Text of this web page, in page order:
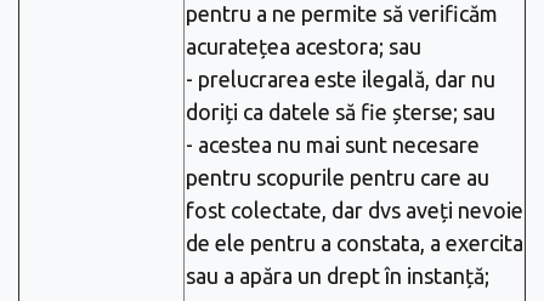
pentru a ne permite să verificăm
acuratețea acestora; sau
- prelucrarea este ilegală, dar nu
doriți ca datele să fie șterse; sau
- acestea nu mai sunt necesare
pentru scopurile pentru care au
fost colectate, dar dvs aveți nevoie
de ele pentru a constata, a exercita
sau a apăra un drept în instanță;